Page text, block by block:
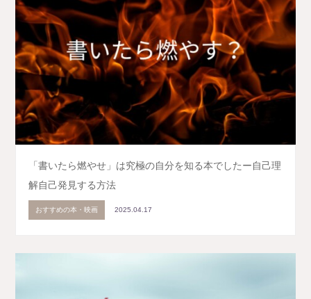
「書いたら燃やせ」は究極の自分を知る本でしたー自己理
解自己発見する方法
おすすめの本・映画 2025.04.17